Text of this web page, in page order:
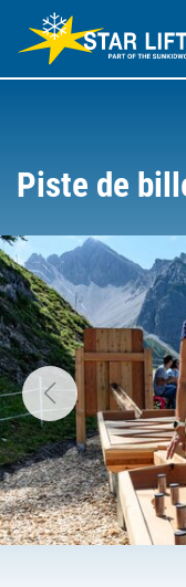
Piste de